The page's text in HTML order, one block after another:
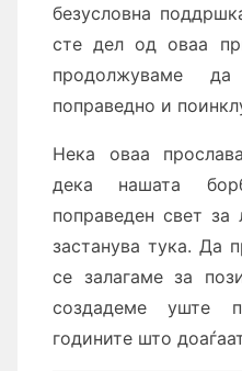
безусловна
сте дел од оваа
продолжуваме
поправедно и
Нека оваа
дека нашата
поправеден свет
застанува тука. Да
се залагаме за
создадеме уште
годините што